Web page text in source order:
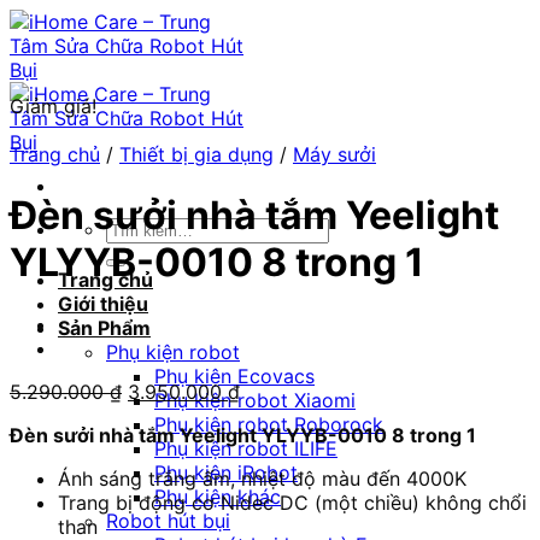
Chuyển
đến
nội
dung
Tìm
kiếm:
Trang chủ
Giới thiệu
Sản Phẩm
Phụ kiện robot
Phụ kiện Ecovacs
Phụ kiện robot Xiaomi
Phụ kiện robot Roborock
Phụ kiện robot ILIFE
Phụ kiện iRobot
Phụ kiện khác
Robot hút bụi
Giảm giá!
Trang chủ / Thiết bị gia dụng / Máy sưởi
Đèn sưởi nhà tắm Yeelight
YLYYB-0010 8 trong 1
5.290.000₫ Giá
gốc
là:
5.290.000 ₫.
3.950.000₫Giá
hiện
tại
là:
3.950.000 ₫.
Đèn sưởi nhà tắm Yeelight YLYYB-0010 8 trong 1
Ánh sáng trắng ấm, nhiệt độ màu đến 4000K
Trang bị động cơ Nidec DC (một chiều) không chổi
than